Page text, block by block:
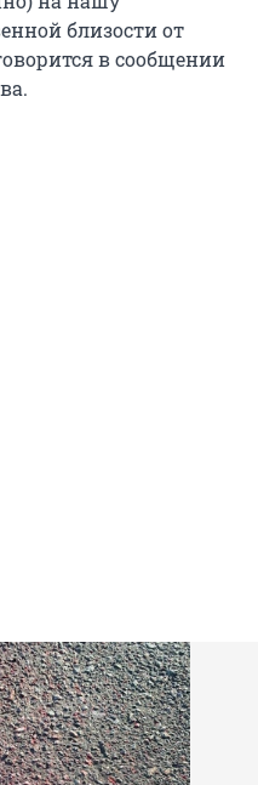
близости от
в сообщении